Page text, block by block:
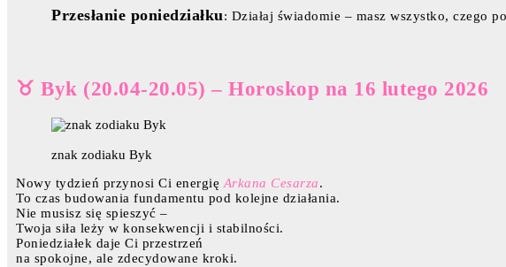
Przesłanie poniedziałku: Działaj świadomie – masz wszystko, czego
♉ Byk (20.04-20.05) – Horoskop na 16 lutego 2026
znak zodiaku Byk
Nowy tydzień przynosi Ci energię Arkana Cesarza.
To czas budowania fundamentu pod kolejne działania.
Nie musisz się spieszyć –
Twoja siła leży w konsekwencji i stabilności.
Poniedziałek daje Ci przestrzeń
na spokojne, ale zdecydowane kroki.